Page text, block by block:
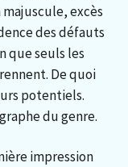
excès
des défauts
que seuls les
De quoi
potentiels.
du genre.
impression